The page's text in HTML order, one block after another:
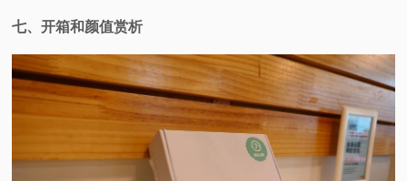
七、开箱和颜值赏析